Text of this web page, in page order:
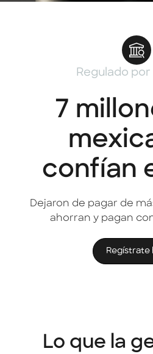
Regulado por
7
confían
Dejaron de pagar de
ahorran y pagan
Regístrate
Lo que la